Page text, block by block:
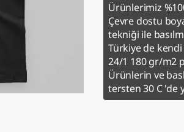
Ürünlerimiz
Çevre dostu
tekniği ile
Türkiye de
24/1 180 gr/m2
Ürünlerin ve
tersten 30 C 'de